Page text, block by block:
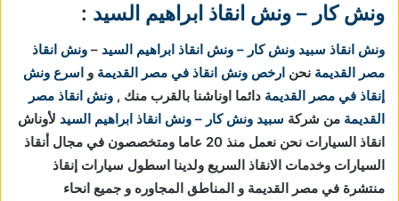
ونش كار – ونش انقاذ ابراهيم السيد :
ونش انقاذ سبيد ونش كار – ونش انقاذ ابراهيم السيد – ونش انقاذ
مصر القديمة نحن ارخص ونش انقاذ في مصر القديمة و اسرع ونش
إنقاذ في مصر القديمة دائما اوناشنا بالقرب منك , ونش انقاذ مصر
القديمة من شركة سبيد ونش كار – ونش انقاذ ابراهيم السيد لأوناش
انقاذ السيارات نحن نعمل منذ 20 عاما ومتخصصون في مجال أنقاذ
السيارات وخدمات الانقاذ السريع ولدينا اسطول سيارات إنقاذ
منتشرة في مصر القديمة و المناطق المجاوره و جميع انحاء